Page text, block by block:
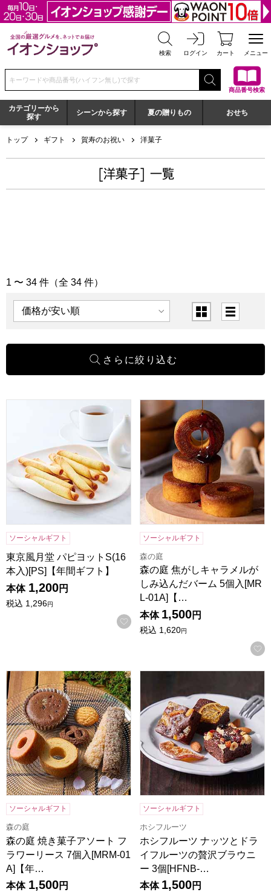
全国の厳選グルメを、ネットでお届け イオンショップ
検索 ログイン カート メニュー
検索キーワードまたは商品番号を入力してください
商品番号検索
カテゴリーから
探す
シーンから探す 夏の贈りもの おせち
トップ ギフト 賀寿のお祝い 洋菓子
[洋菓子] 一覧
「洋菓子」の商品一覧
1 〜 34 件（全 34 件）
表示順 表示切替
東京風月堂 パピヨットS(16本入)[PS]【年間ギフト】
ソーシャルギフト
東京風月堂 パピヨットS(16
本入)[PS]【年間ギフト】
本体 1,200円
税込 1,296円
お気に入りに登録する
森の庭 焦がしキャラメルが
ソーシャルギフト
森の庭
森の庭 焦がしキャラメルが
しみ込んだバーム 5個入[MR
L-01A]【…
本体 1,500円
税込 1,620円
森の庭 焼き菓子アソート フラワーリース 7個入[MRM-01A]
ソーシャルギフト
森の庭
森の庭 焼き菓子アソート フ
ラワーリース 7個入[MRM-01
A]【年…
本体 1,500円
ソーシャルギフト
ホシフルーツ
ホシフルーツ ナッツとドラ
イフルーツの贅沢ブラウニ
ー 3個[HFNB-…
本体 1,500円